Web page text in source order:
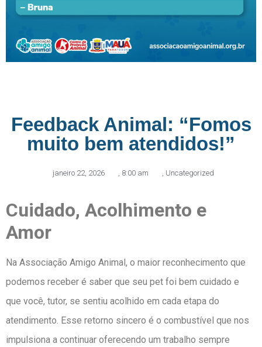
Feedback Animal: “Fomos
muito bem atendidos!”
janeiro 22, 2026 , 8:00 am , Uncategorized
Cuidado, Acolhimento e
Amor
Na Associação Amigo Animal, o maior reconhecimento que
podemos receber é saber que seu pet foi bem cuidado e
que você, tutor, se sentiu acolhido em cada etapa do
atendimento. Esse retorno sincero é o combustível que nos
impulsiona a continuar oferecendo um trabalho sempre